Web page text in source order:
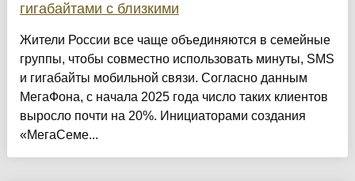
гигабайтами с близкими
Жители России все чаще объединяются в семейные
группы, чтобы совместно использовать минуты, SMS
и гигабайты мобильной связи. Согласно данным
МегаФона, с начала 2025 года число таких клиентов
выросло почти на 20%. Инициаторами создания
«МегаСеме...